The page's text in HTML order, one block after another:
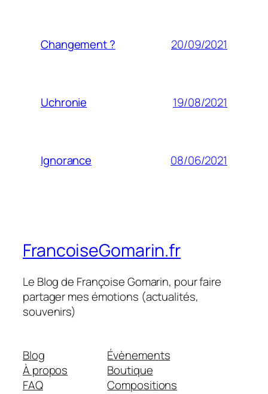
Changement ? 20/09/2021
Uchronie 19/08/2021
Ignorance 08/06/2021
FrancoiseGomarin.fr
Le Blog de Françoise Gomarin, pour faire
partager mes émotions (actualités,
souvenirs)
Blog
À propos
FAQ
Évènements
Boutique
Compositions